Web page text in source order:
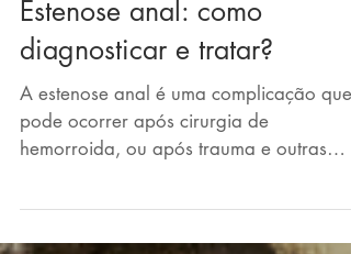
Estenose anal: como
diagnosticar e tratar?
A estenose anal é uma complicação que
doenças; saiba mais.